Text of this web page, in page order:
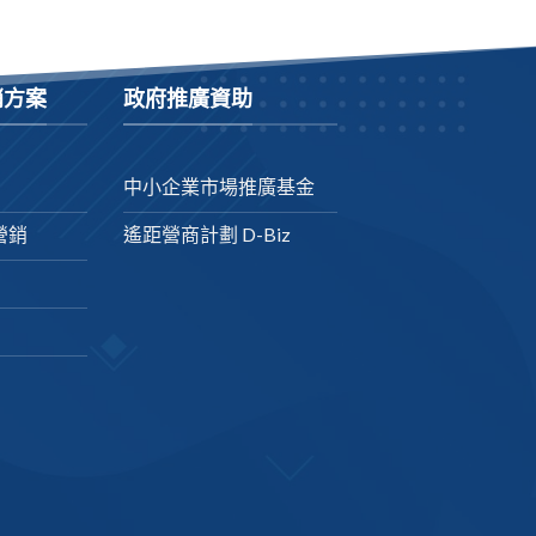
案
銷
政府推廣資助
中小企業市場推廣基金
遙距營商計劃 D-Biz